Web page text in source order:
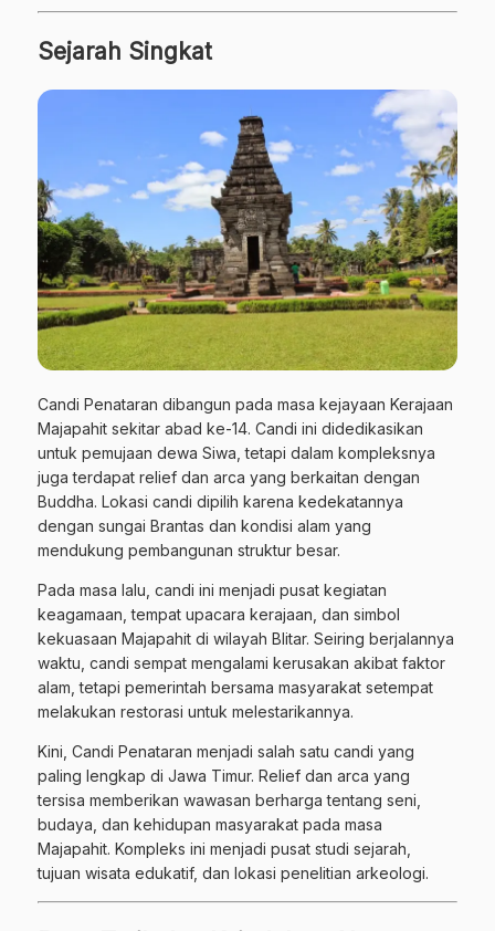
Sejarah Singkat
Candi Penataran dibangun pada masa kejayaan Kerajaan
Majapahit sekitar abad ke-14. Candi ini didedikasikan
untuk pemujaan dewa Siwa, tetapi dalam kompleksnya
juga terdapat relief dan arca yang berkaitan dengan
Buddha. Lokasi candi dipilih karena kedekatannya
dengan sungai Brantas dan kondisi alam yang
mendukung pembangunan struktur besar.
Pada masa lalu, candi ini menjadi pusat kegiatan
keagamaan, tempat upacara kerajaan, dan simbol
kekuasaan Majapahit di wilayah Blitar. Seiring berjalannya
waktu, candi sempat mengalami kerusakan akibat faktor
alam, tetapi pemerintah bersama masyarakat setempat
melakukan restorasi untuk melestarikannya.
Kini, Candi Penataran menjadi salah satu candi yang
paling lengkap di Jawa Timur. Relief dan arca yang
tersisa memberikan wawasan berharga tentang seni,
budaya, dan kehidupan masyarakat pada masa
Majapahit. Kompleks ini menjadi pusat studi sejarah,
tujuan wisata edukatif, dan lokasi penelitian arkeologi.